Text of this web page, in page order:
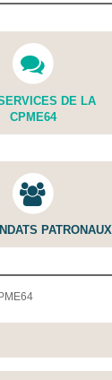
DE LA
CPME64
PATRONAUX